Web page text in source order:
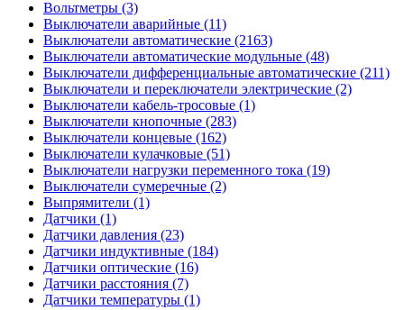
Вольтметры (3)
Выключатели аварийные (11)
Выключатели автоматические (2163)
Выключатели автоматические модульные (48)
Выключатели дифференциальные автоматические (211)
Выключатели и переключатели электрические (2)
Выключатели кабель-тросовые (1)
Выключатели кнопочные (283)
Выключатели концевые (162)
Выключатели кулачковые (51)
Выключатели нагрузки переменного тока (19)
Выключатели сумеречные (2)
Выпрямители (1)
Датчики (1)
Датчики давления (23)
Датчики индуктивные (184)
Датчики оптические (16)
Датчики расстояния (7)
Датчики температуры (1)